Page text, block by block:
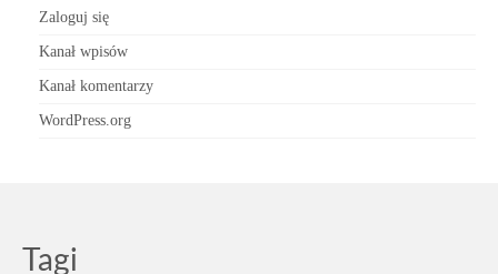
Zaloguj się
Kanał wpisów
Kanał komentarzy
WordPress.org
Tagi